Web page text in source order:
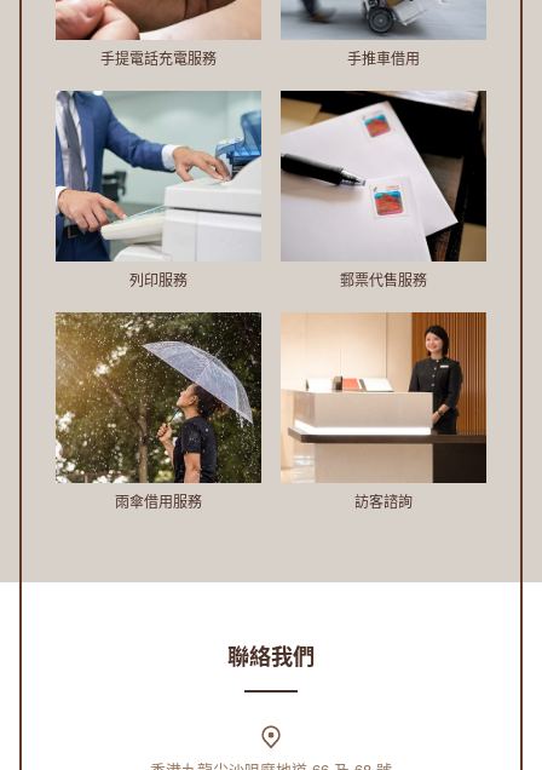
手提電話充電服務 手推車借用
列印服務 郵票代售服務
雨傘借用服務 訪客諮詢
聯絡我們